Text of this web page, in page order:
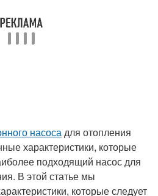
насосадля отопления
характеристики, которые
подходящий насос для
В этой статье мы
которые следует